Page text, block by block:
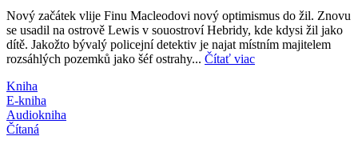
Nový začátek vlije Finu Macleodovi nový optimismus do žil. Znovu
se usadil na ostrově Lewis v souostroví Hebridy, kde kdysi žil jako
dítě. Jakožto bývalý policejní detektiv je najat místním majitelem
rozsáhlých pozemků jako šéf ostrahy... Čítať viac
Kniha
E-kniha
Audiokniha
Čítaná